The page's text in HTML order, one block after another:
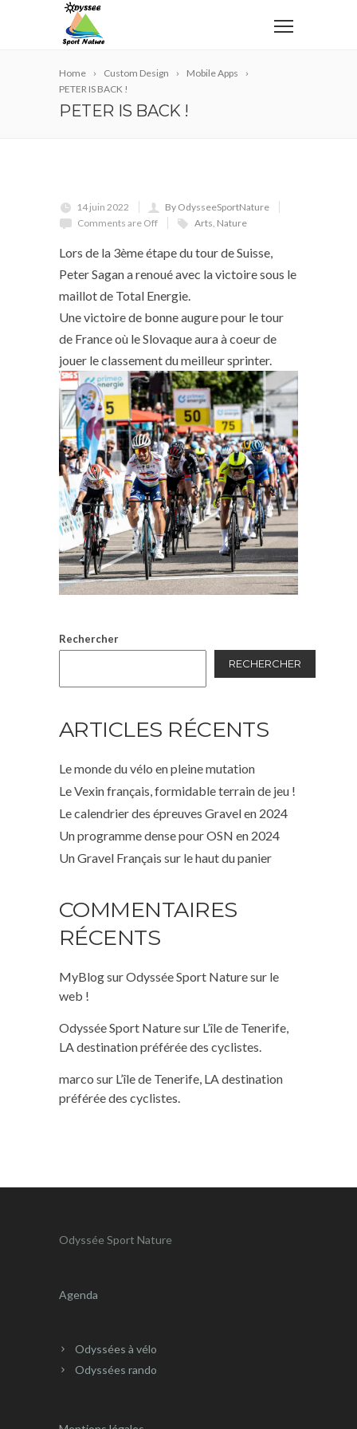
Home Custom Design
Mobile Apps
PETER IS BACK !
PETER IS BACK !
14 juin 2022
By OdysseeSportNature
Comments are Off
Arts, Nature
Lors de la 3ème étape du tour de Suisse,
Peter Sagan a renoué avec la victoire sous le
maillot de Total Energie.
Une victoire de bonne augure pour le tour
de France où le Slovaque aura à coeur de
jouer le classement du meilleur sprinter.
Rechercher
RECHERCHER
ARTICLES RÉCENTS
Le monde du vélo en pleine mutation
Le Vexin français, formidable terrain de jeu !
Le calendrier des épreuves Gravel en 2024
Un programme dense pour OSN en 2024
Un Gravel Français sur le haut du panier
COMMENTAIRES
RÉCENTS
MyBlogsurOdyssée Sport Nature sur le
web !
Odyssée Sport Naturesur L’île de Tenerife,
LA destination préférée des cyclistes.
marco sur L’île de Tenerife, LA destination
préférée des cyclistes.
Odyssée Sport Nature
Agenda
Odyssées à vélo
Odyssées rando